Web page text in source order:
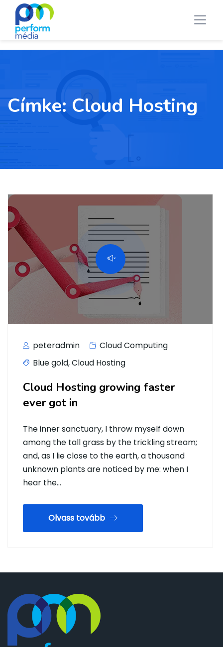
Címke: Cloud Hosting
peteradmin
Cloud Computing
Blue gold,Cloud Hosting
Cloud Hosting growing faster
ever got in
The inner sanctuary, I throw myself down
among the tall grass by the trickling stream;
and, as I lie close to the earth, a thousand
unknown plants are noticed by me: when I
hear the…
Olvass tovább